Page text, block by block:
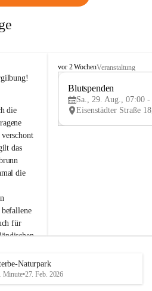
die
das
die
für
oder
Bitte
Winzer
B
e
u
e
d
vor 2 WochenVeranstaltung
Blutspenden
Sa., 29. Aug., 07:00 -
Naturpark
Minute•27. Feb. 2026